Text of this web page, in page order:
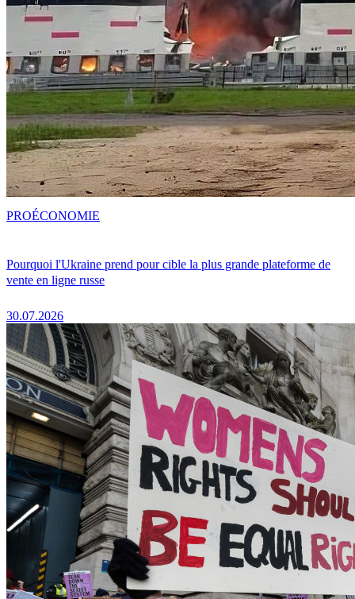
Pourquoi l'Ukraine prend pour cible la plus grande plateforme de
vente en ligne russe
30.07.2026
PROÉCONOMIE